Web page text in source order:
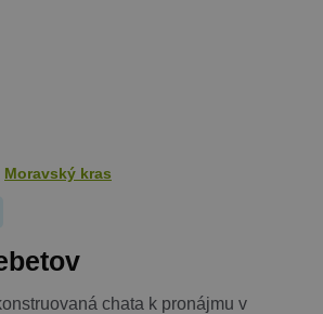
Moravský kras
chata k pronájmu v